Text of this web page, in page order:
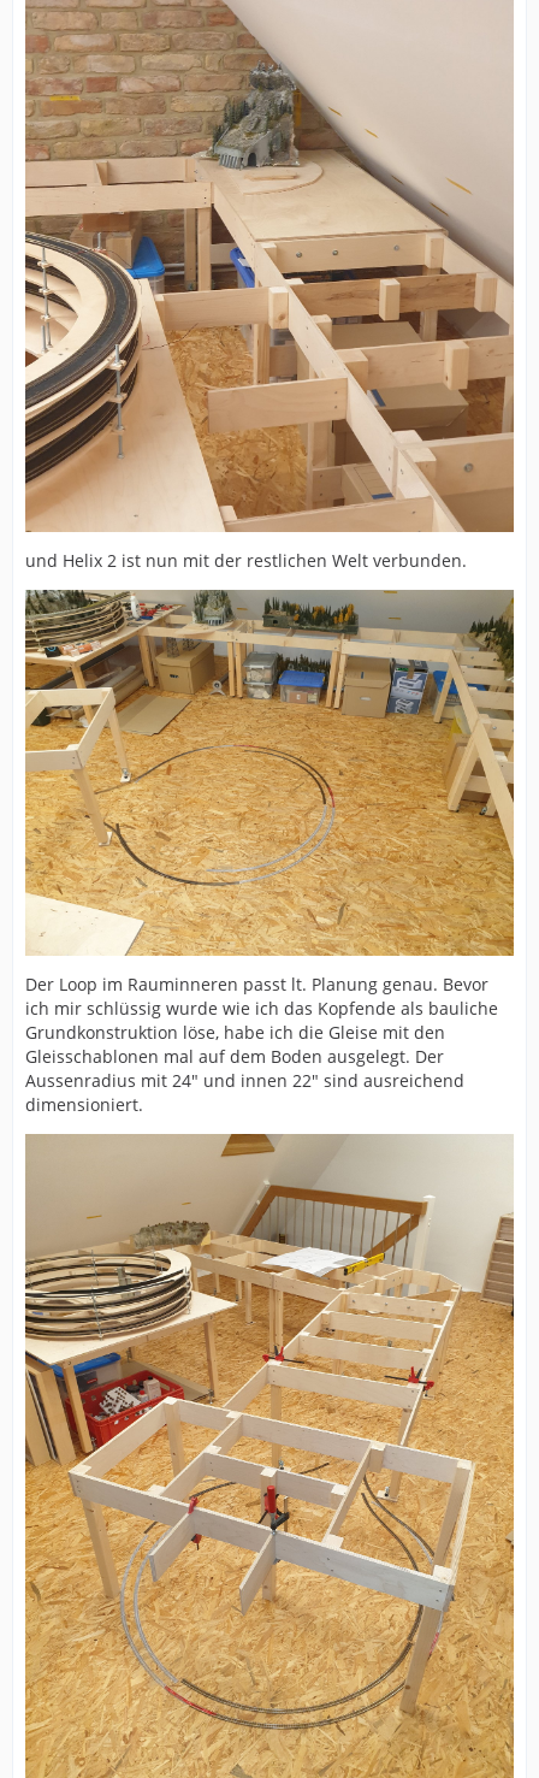
und Helix 2 ist nun mit der restlichen Welt verbunden.
Der Loop im Rauminneren passt lt. Planung genau. Bevor
ich mir schlüssig wurde wie ich das Kopfende als bauliche
Grundkonstruktion löse, habe ich die Gleise mit den
Gleisschablonen mal auf dem Boden ausgelegt. Der
Aussenradius mit 24" und innen 22" sind ausreichend
dimensioniert.